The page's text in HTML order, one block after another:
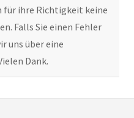
ihre Richtigkeit keine
Falls Sie einen Fehler
uns über eine
Dank.